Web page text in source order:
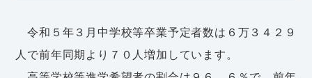
令和５年３月中学校等卒業予定者数は６万３４２９
人で前年同期より７０人増加しています。